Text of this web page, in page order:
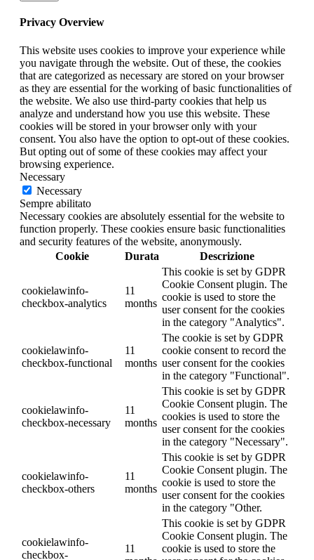
Privacy Overview
This website uses cookies to improve your experience while
you navigate through the website. Out of these, the cookies
that are categorized as necessary are stored on your browser
as they are essential for the working of basic functionalities of
the website. We also use third-party cookies that help us
analyze and understand how you use this website. These
cookies will be stored in your browser only with your
consent. You also have the option to opt-out of these cookies.
But opting out of some of these cookies may affect your
browsing experience.
Necessary
Necessary
Sempre abilitato
Necessary cookies are absolutely essential for the website to
function properly. These cookies ensure basic functionalities
and security features of the website, anonymously.
Cookie
Durata Descrizione
cookielawinfo-
checkbox-analytics
11
months
This cookie is set by GDPR
Cookie Consent plugin. The
cookie is used to store the
user consent for the cookies
in the category "Analytics".
cookielawinfo-
checkbox-functional
11
months
The cookie is set by GDPR
cookie consent to record the
user consent for the cookies
in the category "Functional".
cookielawinfo-
checkbox-necessary
11
months
This cookie is set by GDPR
Cookie Consent plugin. The
cookies is used to store the
user consent for the cookies
in the category "Necessary".
cookielawinfo-
checkbox-others
11
months
This cookie is set by GDPR
Cookie Consent plugin. The
cookie is used to store the
user consent for the cookies
in the category "Other.
cookielawinfo-
checkbox-
11
This cookie is set by GDPR
Cookie Consent plugin. The
cookie is used to store the